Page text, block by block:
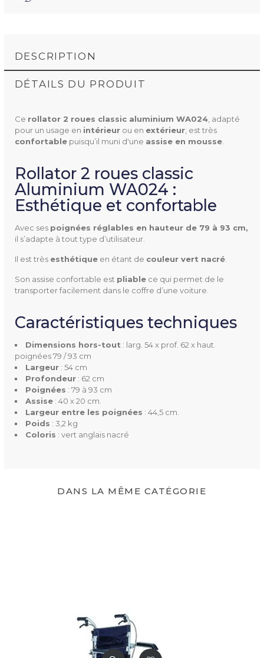
DESCRIPTION
DÉTAILS DU PRODUIT
Ce rollator 2 roues classic aluminium WA024, adapté
pour un usage en intérieurou en extérieur, est très
confortablepuisqu’il muni d'une assise en mousse.
Rollator 2 roues classic
Aluminium WA024 :
Esthétique et confortable
Avec ses poignées réglables en hauteur de 79 à 93 cm,
il s’adapte à tout type d’utilisateur.
Il est très esthétiqueen étant de couleur vert nacré.
Son assise confortable est pliablece qui permet de le
transporter facilement dans le coffre d’une voiture.
Caractéristiques techniques
Dimensions hors-tout : larg. 54 x prof. 62 x haut.
poignées 79 / 93 cm
Largeur: 54 cm
Profondeur: 62 cm
Poignées : 79 à 93 cm
Assise: 40 x 20 cm.
Largeur entre les poignées : 44,5 cm.
Poids : 3,2 kg
Coloris : vert anglais nacré
Référence826186
hors-tout : larg. 54 x prof. 6
m
Largeur
54 cm
Profondeur
Poids 3,2 kg
DANS LA MÊME CATÉGORIE